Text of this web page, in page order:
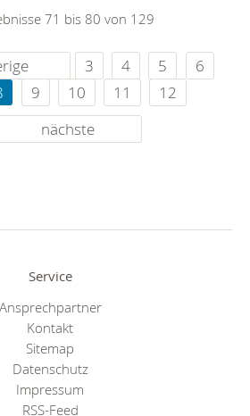
71 bis 80 von 129
3 4 5
6
9 10 11
12
nächste
Service
Ansprechpartner
Kontakt
Sitemap
Datenschutz
Impressum
RSS-Feed